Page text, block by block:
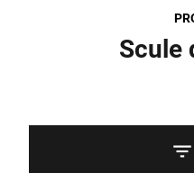
Scule